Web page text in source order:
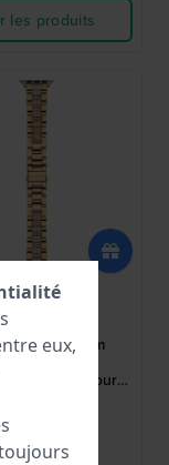
les produits
Kors
MKS8021
Watch 22 mm
en acier
adapté pour
En stock
eux,